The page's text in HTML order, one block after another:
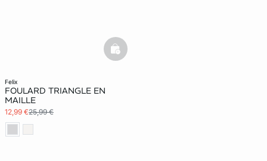
felix
FOULARD TRIANGLE EN
MAILLE
12,99 €25,99 €
basketfull